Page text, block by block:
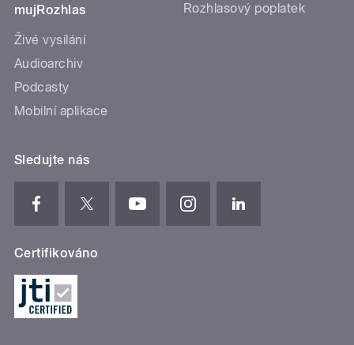
mujRozhlas
Živé vysílání
Audioarchiv
Podcasty
Mobilní aplikace
Rozhlasový poplatek
Sledujte nás
Certifikováno